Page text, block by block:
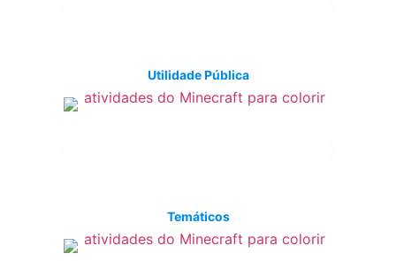
Utilidade Pública
Temáticos